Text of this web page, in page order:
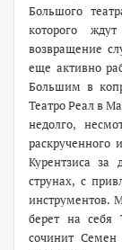
Большого
которого
возвращение
еще активно
Большим в
Театро Реал в
недолго,
раскрученного
Курентзиса
струнах, с
инструментов.
берет на себя
сочинит Семен